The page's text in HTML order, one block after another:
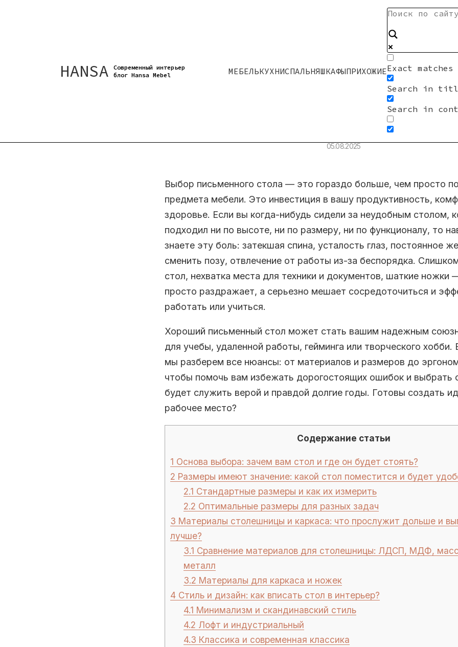
HANSA
Современный интерьер
блог Hansa Mebel
МЕБЕЛЬКУХНИСПАЛЬНЯШКАФЫПРИХОЖИЕExact
Search in
Search in
МЕБЕЛЬ
Как выбрать письменный стол:
материалам, размерам и
05.08.2025
Выбор письменного стола — это гораздо больше, чем просто
предмета мебели. Это инвестиция в вашу продуктивность,
здоровье. Если вы когда-нибудь сидели за неудобным столом,
подходил ни по высоте, ни по размеру, ни по функционалу, то
знаете эту боль: затекшая спина, усталость глаз, постоянное
сменить позу, отвлечение от работы из-за беспорядка.
стол, нехватка места для техники и документов, шаткие ножки
просто раздражает, а серьезно мешает сосредоточиться и
работать или учиться.
Хороший письменный стол может стать вашим надежным
для учебы, удаленной работы, гейминга или творческого хобби.
мы разберем все нюансы: от материалов и размеров до
чтобы помочь вам избежать дорогостоящих ошибок и выбрать
будет служить верой и правдой долгие годы. Готовы создать
рабочее место?
Содержание статьи
1 Основа выбора: зачем вам стол и где он будет стоять?
2 Размеры имеют значение: какой стол поместится и будет
2.1 Стандартные размеры и как их измерить
2.2 Оптимальные размеры для разных задач
3 Материалы столешницы и каркаса: что прослужит дольше и
лучше?
3.1 Сравнение материалов для столешницы: ЛДСП, МДФ,
металл
3.2 Материалы для каркаса и ножек
4 Стиль и дизайн: как вписать стол в интерьер?
4.1 Минимализм и скандинавский стиль
4.2 Лофт и индустриальный
4.3 Классика и современная классика